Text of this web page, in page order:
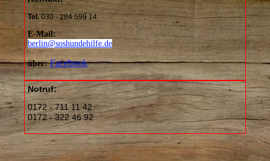
Tel. 030 - 284 599 14
E-Mail:
berlin@soshundehilfe.de
über: Facebook
Notruf:
0172 - 711 11 42
0172 - 322 46 92